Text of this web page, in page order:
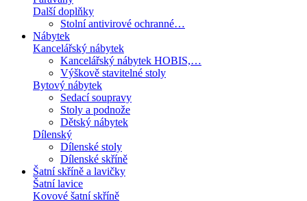
Další doplňky
Stolní antivirové ochranné…
Nábytek
Kancelářský nábytek
Kancelářský nábytek HOBIS,…
Výškově stavitelné stoly
Bytový nábytek
Sedací soupravy
Stoly a podnože
Dětský nábytek
Dílenský
Dílenské stoly
Dílenské skříně
Šatní skříně a lavičky
Šatní lavice
Kovové šatní skříně